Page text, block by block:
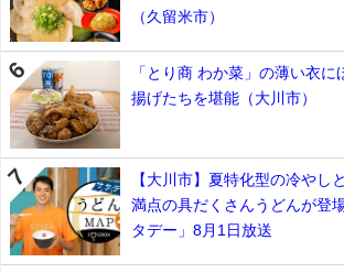
（久留米市）
「とり商 わか菜」の薄い衣
揚げたちを堪能（大川市）
【大川市】夏特化型の冷やし
満点の具だくさんうどんが登
タデー」8月1日放送